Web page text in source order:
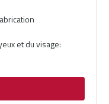
et du visage: